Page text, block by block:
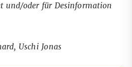
und/oder für Desinformation
Uschi Jonas